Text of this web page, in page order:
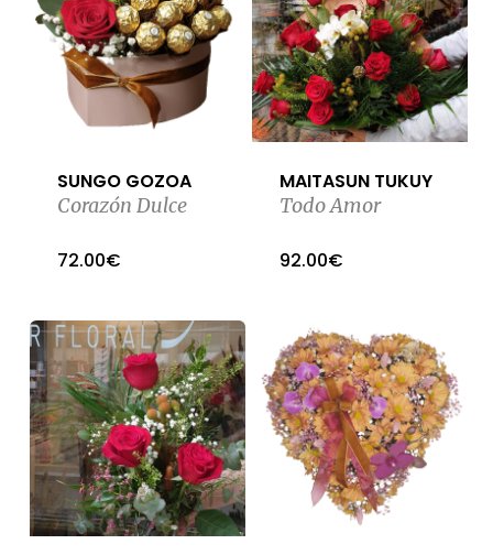
SUNGO GOZOA
Corazón Dulce
72.00€
MAITASUN TUKUY
Todo Amor
92.00€